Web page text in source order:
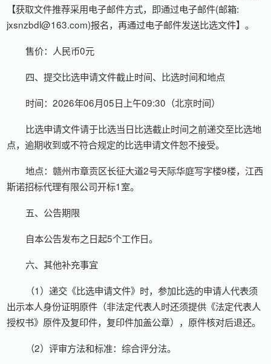
【获取文件推荐采用电子邮件方式，即通过电子邮件(邮箱:
jxsnzbdl@163.com)报名，再通过电子邮件发送比选文件】。
售价：人民币0元
四、提交比选申请文件截止时间、比选时间和地点
时间：2026年06月05日上午09:30（北京时间）
比选申请文件请于比选当日比选截止时间之前递交至比选地
点，逾期收到或不符合规定的比选申请文件恕不接受。
地点：赣州市章贡区长征大道2号天际华庭写字楼9楼，江西
斯诺招标代理有限公司开标1室。
五、公告期限
自本公告发布之日起5个工作日。
六、其他补充事宜
（1）递交《比选申请文件》时，参加比选的申请人代表须
出示本人身份证明原件（非法定代表人时还须提供《法定代表人
授权书》原件及复印件，复印件加盖公章），原件核对后退还。
（2）评审方法和标准：综合评分法。